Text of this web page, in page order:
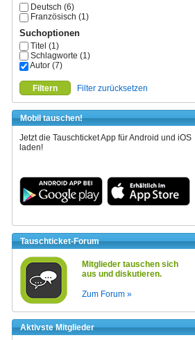
Deutsch (6)
Französisch (1)
Suchoptionen
Titel (1)
Schlagworte (1)
Autor (7)
Filtern Filter zurücksetzen
Mobil tauschen!
Jetzt die Tauschticket App für Android und iOS
laden!
Tauschticket-Forum
Mitglieder tauschen sich
aus und diskutieren.
Zum Forum »
Aktivste Mitglieder